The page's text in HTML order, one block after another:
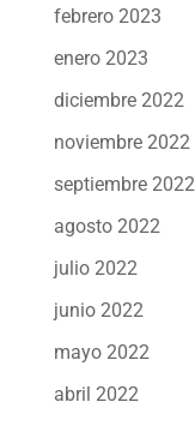
febrero 2023
enero 2023
diciembre 2022
noviembre 2022
septiembre 2022
agosto 2022
julio 2022
junio 2022
mayo 2022
abril 2022